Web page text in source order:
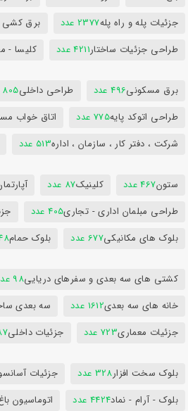
جزئیات پله و راه پله2377 عدد برق کشی
طراحی جزئیات ساختار4211 عدد کلیسا -
برق مسکونی496 عدد طراحی داخلی805 عدد
طراحی اتوکد پایه775 عدد اتاق خواب
شرکت ، دفتر کار ، سازمان ، اداره513 عدد
ستون467 عدد کلینیک87 عدد
طراحی مبلمان اداری - تجاری405 عدد
بلوک های مکانیکی677 عدد بلوک حمام
کشتی های سه بعدی و سفرهای دریایی98 عدد
خانه های سه بعدی1612 عدد سه بعدی
جزئیات معماری723 عدد جزئیات داخلی
بلوک سخت افزار328 عدد جزئیات
بلوک - آرام - نماد4424 عدد اتوماسیون